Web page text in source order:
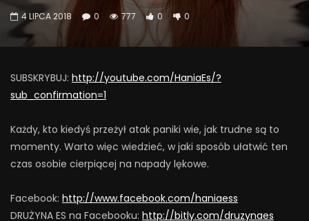
4 LIPCA 2018 0 777 0 0
SUBSKRYBUJ: http://youtube.com/HaniaEs/?
sub_confirmation=1
Każdy, kto kiedyś przeżył atak paniki wie, jak trudne są to
momenty. Warto więc wiedzieć, w jaki sposób ułatwić ten
czas osobie cierpiącej na napady lękowe.
Facebook: http://www.facebook.com/haniaess
DRUŻYNA ES na Facebooku: http://bitly.com/druzynaes